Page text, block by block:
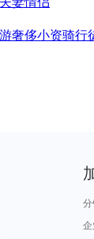
奢侈小资骑行